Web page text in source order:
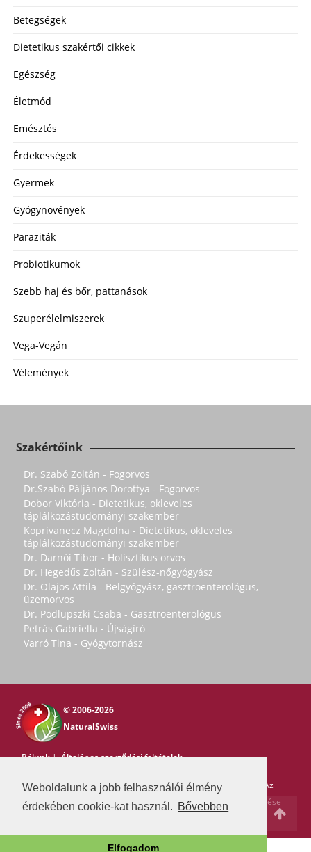
Weboldalunk a jobb felhasználói élmény
érdekében cookie-kat használ. Bővebben
Elfogadom
Betegségek
Dietetikus szakértői cikkek
Egészség
Életmód
Emésztés
Érdekességek
Gyermek
Gyógynövények
Paraziták
Probiotikumok
Szebb haj és bőr, pattanások
Szuperélelmiszerek
Vega-Vegán
Vélemények
Szakértőink
Dr. Szabó Zoltán - Fogorvos
Dr.Szabó-Páljános Dorottya - Fogorvos
Dobor Viktória - Dietetikus, okleveles
táplálkozástudományi szakember
Koprivanecz Magdolna - Dietetikus, okleveles
táplálkozástudományi szakember
Dr. Darnói Tibor - Holisztikus orvos
Dr. Hegedűs Zoltán - Szülész-nőgyógyász
Dr. Olajos Attila - Belgyógyász, gasztroenterológus,
üzemorvos
Dr. Podlupszki Csaba - Gasztroenterológus
Petrás Gabriella - Újságíró
Varró Tina - Gyógytornász
© 2006-2026
NaturalSwiss
Rólunk|Általános szerződési feltételek
Copyright © 2006-2026 NaturalSwissMinden jog fenntartva. Az
oldal tartalma nem másolható a Natural Swiss írásos beleegyezése